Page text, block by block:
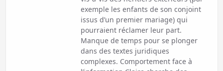
exemple les enfants de son conjoint
issus d’un premier mariage) qui
pourraient réclamer leur part.
Manque de temps pour se plonger
dans des textes juridiques
complexes. Comportement face à